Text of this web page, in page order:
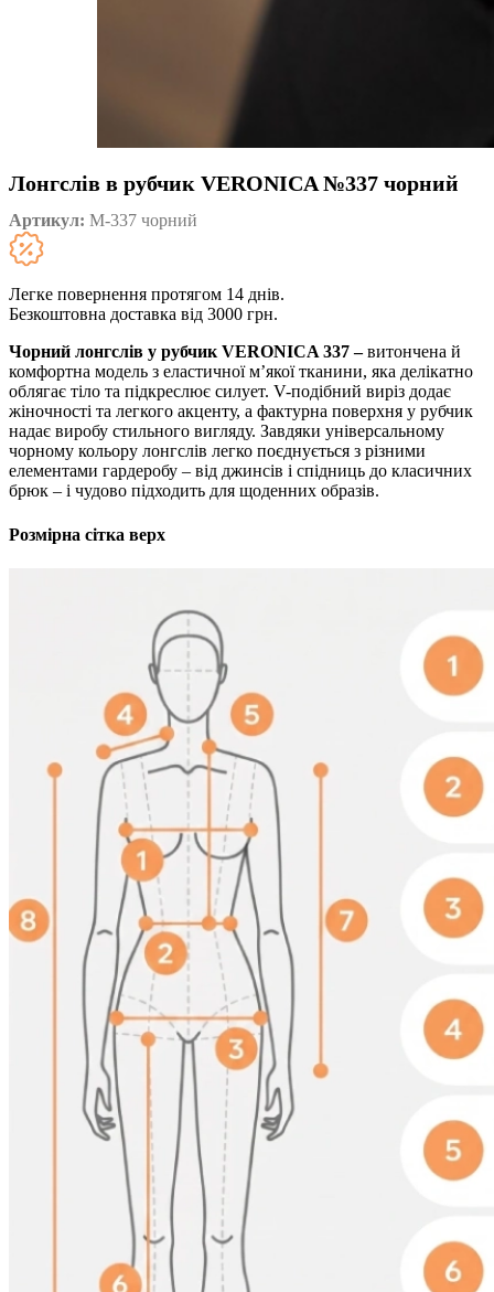
Лонгслів в рубчик VERONICA №337 чорний
Артикул: М-337 чорний
Легке повернення протягом 14 днів.
Безкоштовна доставка від 3000 грн.
Чорний лонгслів у рубчик VERONICA 337 –витончена й
комфортна модель з еластичної м’якої тканини, яка делікатно
облягає тіло та підкреслює силует. V-подібний виріз додає
жіночності та легкого акценту, а фактурна поверхня у рубчик
надає виробу стильного вигляду. Завдяки універсальному
чорному кольору лонгслів легко поєднується з різними
елементами гардеробу – від джинсів і спідниць до класичних
брюк – і чудово підходить для щоденних образів.
Розмірна сітка верх